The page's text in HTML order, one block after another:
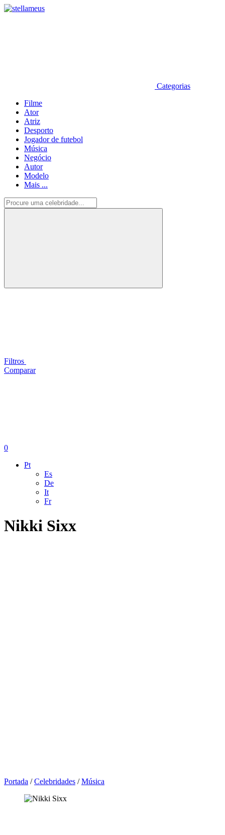
Categorias
Filme
Ator
Atriz
Desporto
Jogador de futebol
Música
Negócio
Autor
Modelo
Mais ...
Filtros
Comparar
0
Pt
Es
De
It
Fr
Nikki Sixx
Portada /Celebridades /Música